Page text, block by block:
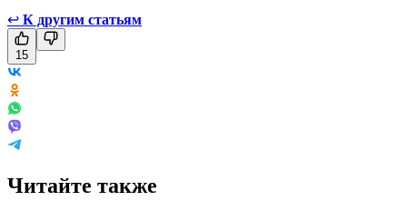
↩ К другим статьям
15
Читайте также